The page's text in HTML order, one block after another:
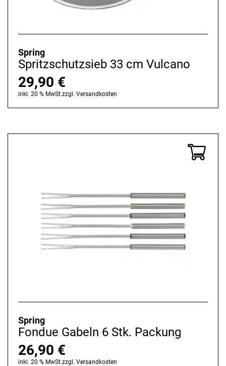
Spring
Spritzschutzsieb 33 cm Vulcano
29,90 €
inkl. 20 % MwSt.zzgl. Versandkosten
Spring
Fondue Gabeln 6 Stk. Packung
26,90 €
inkl. 20 % MwSt.zzgl. Versandkosten